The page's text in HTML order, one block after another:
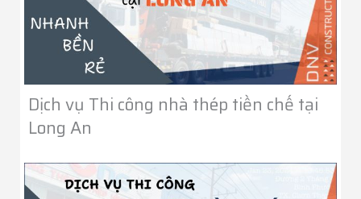
Dịch vụ Thi công nhà thép tiền chế tại
Long An